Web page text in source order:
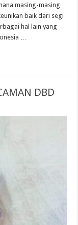
masing-masing
baik dari segi
hal lain yang
…
DBD